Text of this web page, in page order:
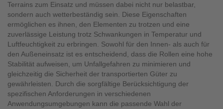
Terrains zum Einsatz und müssen dabei nicht nur belastbar,
sondern auch wetterbeständig sein. Diese Eigenschaften
ermöglichen es ihnen, den Elementen zu trotzen und eine
zuverlässige Leistung trotz Schwankungen in Temperatur und
Luftfeuchtigkeit zu erbringen. Sowohl für den Innen- als auch für
den Außeneinsatz ist es entscheidend, dass die Rollen eine hohe
Stabilität aufweisen, um Unfallgefahren zu minimieren und
gleichzeitig die Sicherheit der transportierten Güter zu
gewährleisten. Durch die sorgfältige Berücksichtigung der
spezifischen Anforderungen in verschiedenen
Anwendungsumgebungen kann die passende Wahl der